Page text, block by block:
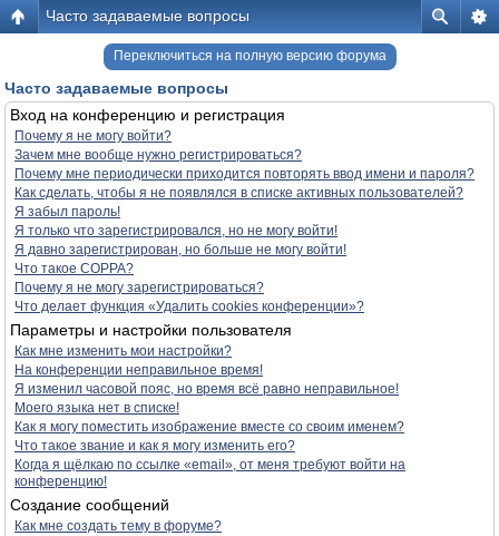
Часто задаваемые вопросы
Переключиться на полную версию форума
Часто задаваемые вопросы
Вход на конференцию и регистрация
Почему я не могу войти?
Зачем мне вообще нужно регистрироваться?
Почему мне периодически приходится повторять ввод имени и пароля?
Как сделать, чтобы я не появлялся в списке активных пользователей?
Я забыл пароль!
Я только что зарегистрировался, но не могу войти!
Я давно зарегистрирован, но больше не могу войти!
Что такое COPPA?
Почему я не могу зарегистрироваться?
Что делает функция «Удалить cookies конференции»?
Параметры и настройки пользователя
Как мне изменить мои настройки?
На конференции неправильное время!
Я изменил часовой пояс, но время всё равно неправильное!
Моего языка нет в списке!
Как я могу поместить изображение вместе со своим именем?
Что такое звание и как я могу изменить его?
Когда я щёлкаю по ссылке «email», от меня требуют войти на
конференцию!
Создание сообщений
Как мне создать тему в форуме?